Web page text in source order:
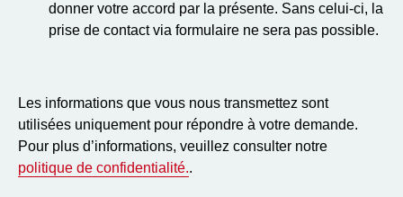
donner votre accord par la présente. Sans celui-ci, la
prise de contact via formulaire ne sera pas possible.
Les informations que vous nous transmettez sont
utilisées uniquement pour répondre à votre demande.
Pour plus d’informations, veuillez consulter notre
politique de confidentialité..